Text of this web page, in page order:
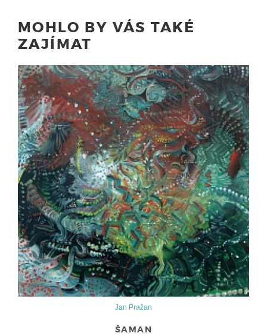
MOHLO BY VÁS TAKÉ
ZAJÍMAT
Jan Pražan
ŠAMAN